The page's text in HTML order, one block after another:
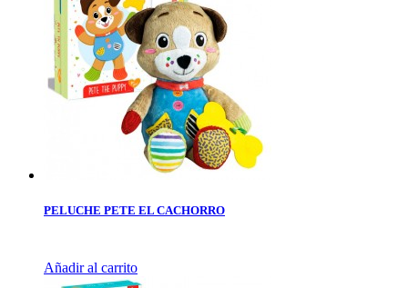
PELUCHE PETE EL CACHORRO
Añadir al carrito